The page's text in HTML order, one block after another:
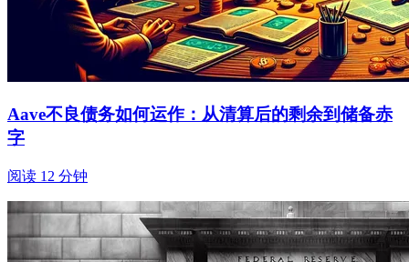
Aave不良债务如何运作：从清算后的剩余到储备赤
字
阅读 12 分钟